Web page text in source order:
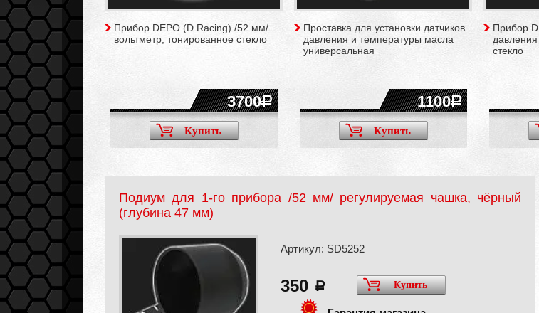
прибора /52 мм/
450
Прибор DEPO (D Racing) /52 мм/
вольтметр, тонированное стекло
3700
Купить
Проставка для установки датчиков
давления и температуры масла
универсальная
1100
Купить
Прибор
стекло
Подиум для 1-го прибора /52 мм/ регулируемая чашка, чёрный
(глубина 47 мм)
Артикул: SD5252
350 a Купить